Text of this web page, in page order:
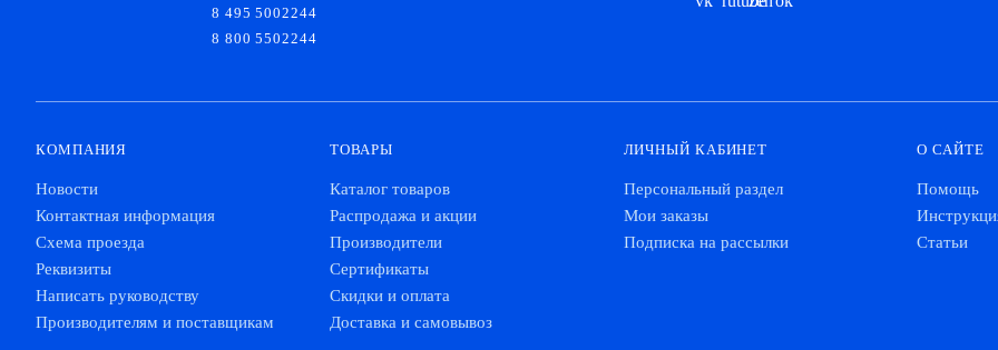
8 495 5002244
8 800 5502244
КОМПАНИЯ
Новости
Контактная информация
Схема проезда
Реквизиты
Написать руководству
Производителям и поставщикам
ТОВАРЫ
Каталог товаров
Распродажа и акции
Производители
Сертификаты
Скидки и оплата
Доставка и самовывоз
ЛИЧНЫЙ КАБИНЕТ
Персональный раздел
Мои заказы
Подписка на рассылки
О САЙТЕ
Помощь
Статьи